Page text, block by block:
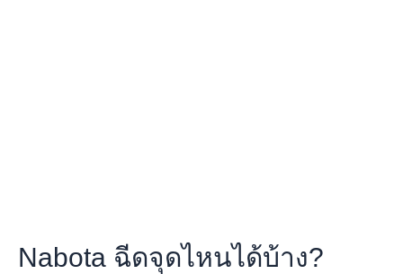
Nabota ฉีดจุดไหนได้บ้าง?